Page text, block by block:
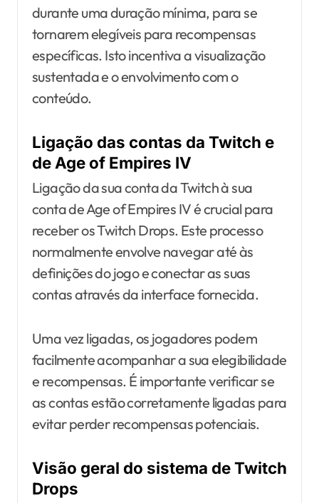
durante uma duração mínima, para se
tornarem elegíveis para recompensas
específicas. Isto incentiva a visualização
sustentada e o envolvimento com o
conteúdo.
Ligação das contas da Twitch e
de Age of Empires IV
Ligação da sua conta da Twitch à sua
conta de Age of Empires IV é crucial para
receber os Twitch Drops. Este processo
normalmente envolve navegar até às
definições do jogo e conectar as suas
contas através da interface fornecida.
Uma vez ligadas, os jogadores podem
facilmente acompanhar a sua elegibilidade
e recompensas. É importante verificar se
as contas estão corretamente ligadas para
evitar perder recompensas potenciais.
Visão geral do sistema de Twitch
Drops